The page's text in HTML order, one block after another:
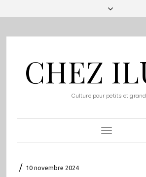
CHEZ
Culture pour petits et
Toggle
Navigation
/ 10 novembre 2024